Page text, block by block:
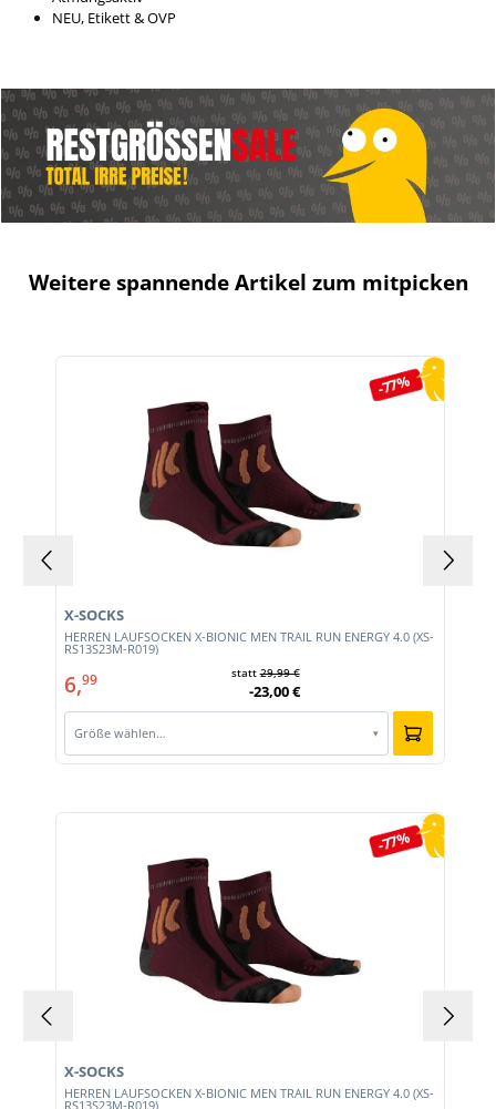
NEU, Etikett & OVP
Weitere spannende Artikel zum mitpicken
-77%
HERREN LAUFSOCKEN X-BIONIC MEN TRAIL RUN ENERGY 4.0 (XS-
RS13S23M-R019)
X-SOCKS
6,99 statt29,99 €
-23,00 €
Größe wählen… ▾
-77%
HERREN LAUFSOCKEN X-BIONIC MEN TRAIL RUN ENERGY 4.0 (XS-
RS13S23M-R019)
X-SOCKS